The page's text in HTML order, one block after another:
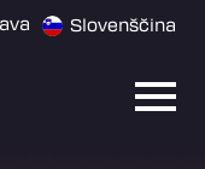
Slovenščina